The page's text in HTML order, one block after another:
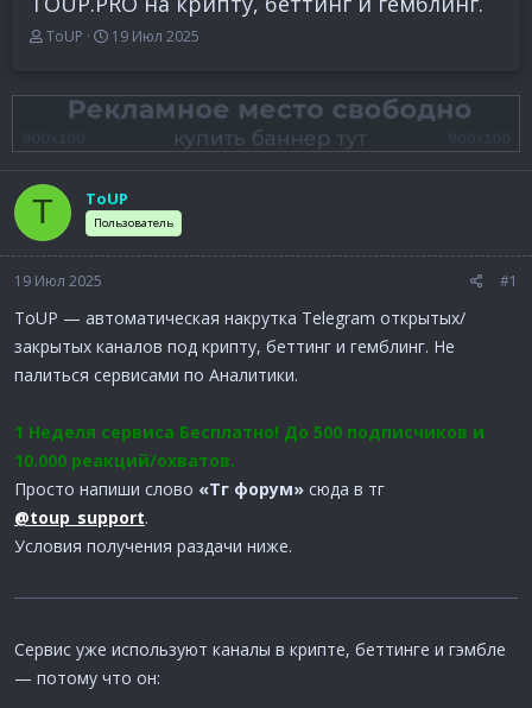
А
о
м
ы
ToUP
Д
а
н
л
а
19 Июл 2025
T ToUP
Пользователь
19 Июл 2025 #1
ToUP — автоматическая накрутка Telegram открытых/
закрытых каналов под крипту, беттинг и гемблинг. Не
палиться сервисами по Аналитики.
1 Неделя сервиса Бесплатно! До 500 подписчиков и
10.000 реакций/охватов.
Просто напиши слово «Тг форум» сюда в тг
@toup_support.
Условия получения раздачи ниже.
Сервис уже используют каналы в крипте, беттинге и гэмбле
— потому что он: